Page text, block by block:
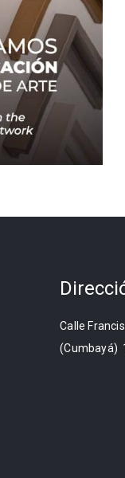
Calle
(Cumbayá)